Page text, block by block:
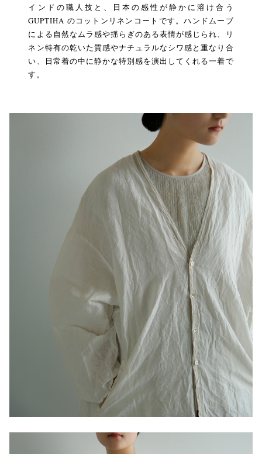
インドの職人技と、日本の感性が静かに溶け合う
GUPTIHA のコットンリネンコートです。ハンドムーブ
による自然なムラ感や揺らぎのある表情が感じられ、リ
ネン特有の乾いた質感やナチュラルなシワ感と重なり合
い、日常着の中に静かな特別感を演出してくれる一着で
す。